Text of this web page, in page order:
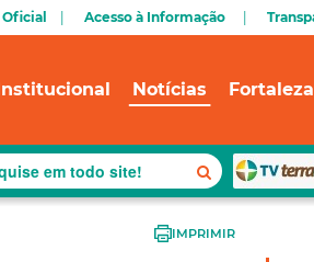
Acesso à Informação
Notícias
IMPRIMIR